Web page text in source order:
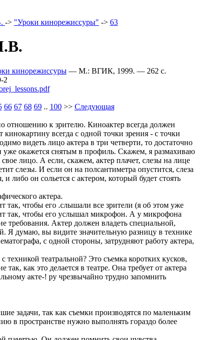
-> "Уроки кинорежиссуры" -> 63
кинорежиссуры— M.: ВГИК, 1999. — 262 c.
2
66 67 68 69.. 100>> Следующая
отношению к зрителю. Киноактер всегда должен
кинокартину всегда с одной точки зрения - с точки
видеть лицо актера в три четверти, то достаточно
уже окажется снятым в профиль. Скажем, я размахиваю
лицо. А если, скажем, актер плачет, слезы на лице
слезы. И если он на полсантиметра опустится, слеза
либо он сольется с актером, который будет стоять
актера.
так, чтобы его .слышали все зрители (я об этом уже
так, чтобы его услышал микрофон. А у микрофона
требования. Актер должен владеть специальной,
Я думаю, вы видите значительную разницу в технике
с одной стороны, затрудняют работу актера,
театральной? Это съемка коротких кусков,
как это делается в театре. Она требует от актера
акте-! ру чрезвычайно трудно запомнить
задачи, так как съемки производятся по маленьким
в пространстве нужно выполнять гораздо более